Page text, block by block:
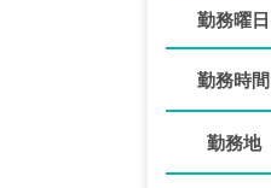
勤務曜日
勤務時間
勤務地